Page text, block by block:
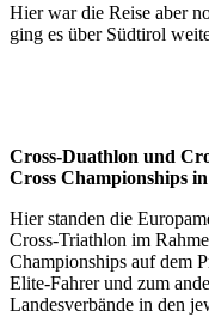
Hier war die Reise aber
ging es über Südtirol
Cross-Duathlon und
Cross Championships
Hier standen die
Cross-Triathlon im
Championships auf dem
Elite-Fahrer und zum
Landesverbände in den